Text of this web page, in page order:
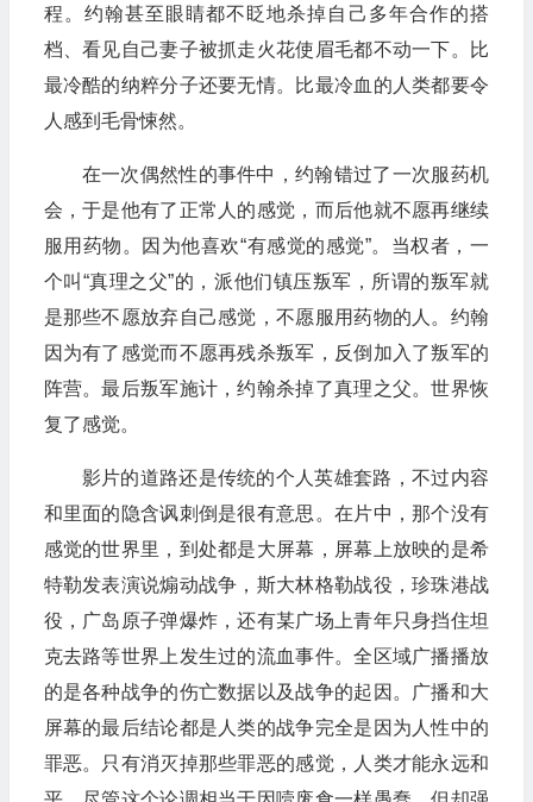
程。约翰甚至眼睛都不眨地杀掉自己多年合作的搭
档、看见自己妻子被抓走火花使眉毛都不动一下。比
最冷酷的纳粹分子还要无情。比最冷血的人类都要令
人感到毛骨悚然。
在一次偶然性的事件中，约翰错过了一次服药机
会，于是他有了正常人的感觉，而后他就不愿再继续
服用药物。因为他喜欢“有感觉的感觉”。当权者，一
个叫“真理之父”的，派他们镇压叛军，所谓的叛军就
是那些不愿放弃自己感觉，不愿服用药物的人。约翰
因为有了感觉而不愿再残杀叛军，反倒加入了叛军的
阵营。最后叛军施计，约翰杀掉了真理之父。世界恢
复了感觉。
影片的道路还是传统的个人英雄套路，不过内容
和里面的隐含讽刺倒是很有意思。在片中，那个没有
感觉的世界里，到处都是大屏幕，屏幕上放映的是希
特勒发表演说煽动战争，斯大林格勒战役，珍珠港战
役，广岛原子弹爆炸，还有某广场上青年只身挡住坦
克去路等世界上发生过的流血事件。全区域广播播放
的是各种战争的伤亡数据以及战争的起因。广播和大
屏幕的最后结论都是人类的战争完全是因为人性中的
罪恶。只有消灭掉那些罪恶的感觉，人类才能永远和